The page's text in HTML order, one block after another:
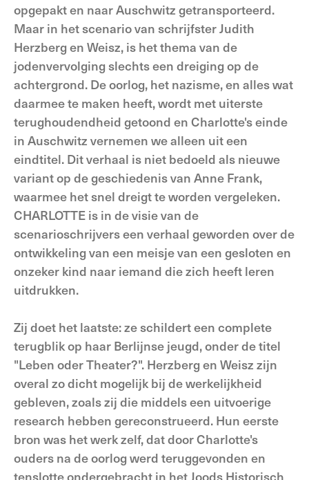
opgepakt en naar Auschwitz getransporteerd.
Maar in het scenario van schrijfster Judith
Herzberg en Weisz, is het thema van de
jodenvervolging slechts een dreiging op de
achtergrond. De oorlog, het nazisme, en alles wat
daarmee te maken heeft, wordt met uiterste
terughoudendheid getoond en Charlotte's einde
in Auschwitz vernemen we alleen uit een
eindtitel. Dit verhaal is niet bedoeld als nieuwe
variant op de geschiedenis van Anne Frank,
waarmee het snel dreigt te worden vergeleken.
CHARLOTTE is in de visie van de
scenarioschrijvers een verhaal geworden over de
ontwikkeling van een meisje van een gesloten en
onzeker kind naar iemand die zich heeft leren
uitdrukken.
Zij doet het laatste: ze schildert een complete
terugblik op haar Berlijnse jeugd, onder de titel
"Leben oder Theater?". Herzberg en Weisz zijn
overal zo dicht mogelijk bij de werkelijkheid
gebleven, zoals zij die middels een uitvoerige
research hebben gereconstrueerd. Hun eerste
bron was het werk zelf, dat door Charlotte's
ouders na de oorlog werd teruggevonden en
tenslotte ondergebracht in het Joods Historisch